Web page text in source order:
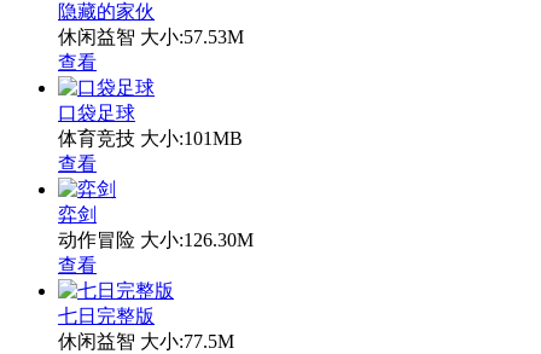
隐藏的家伙
休闲益智 大小:57.53M
查看
口袋足球
体育竞技 大小:101MB
查看
弈剑
动作冒险 大小:126.30M
查看
七日完整版
休闲益智 大小:77.5M